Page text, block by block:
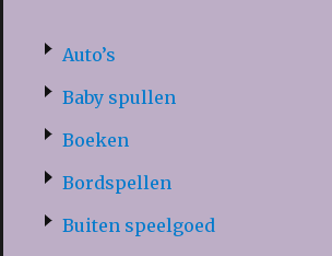
Auto’s
Baby spullen
Boeken
Bordspellen
Buiten speelgoed